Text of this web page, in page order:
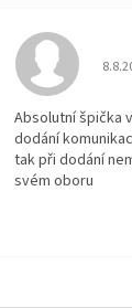
Absolutní špička
dodání
tak při dodání
svém oboru